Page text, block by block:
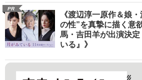
PR
《渡辺淳一原作＆娘
の性”を真摯に描く意
馬・吉田羊が出演決
いる』》